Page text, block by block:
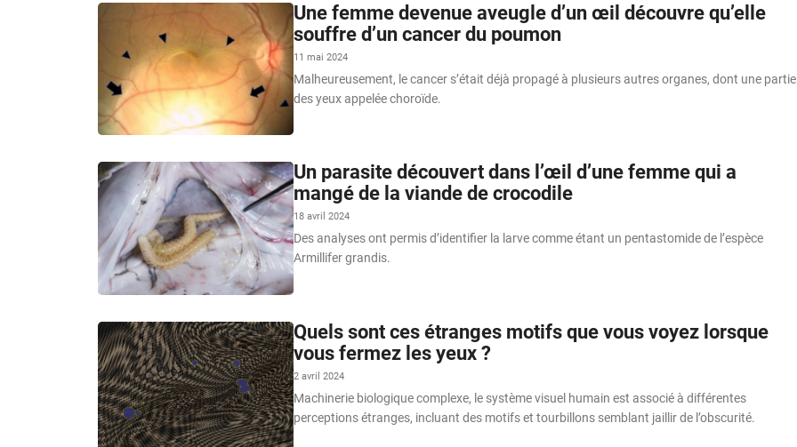
Une femme devenue aveugle d’un œil découvre qu’elle
souffre d’un cancer du poumon
11 mai 2024
Malheureusement, le cancer s’était déjà propagé à plusieurs autres organes, dont une partie
des yeux appelée choroïde.
Un parasite découvert dans l’œil d’une femme qui a
mangé de la viande de crocodile
18 avril 2024
Des analyses ont permis d’identifier la larve comme étant un pentastomide de l’espèce
Armillifer grandis.
Quels sont ces étranges motifs que vous voyez lorsque
vous fermez les yeux ?
2 avril 2024
Machinerie biologique complexe, le système visuel humain est associé à différentes
perceptions étranges, incluant des motifs et tourbillons semblant jaillir de l’obscurité.